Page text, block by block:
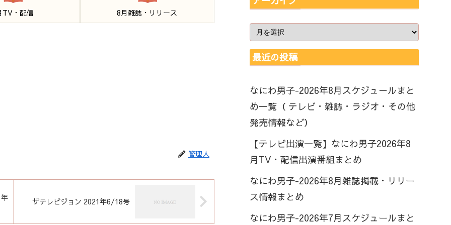
TV・配信 8月雑誌・リリース
管理人
ザテレビジョン 2021年6/18号
最近の投稿
なにわ男子-2026年8月スケジュールまと
め一覧（ テレビ・雑誌・ラジオ・その他
発売情報など）
【テレビ出演一覧】なにわ男子2026年8
月TV・配信出演番組まとめ
なにわ男子-2026年8月雑誌掲載・リリー
ス情報まとめ
なにわ男子-2026年7月スケジュールまと